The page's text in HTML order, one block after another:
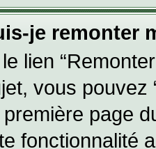
je remonter
lien
vous pouvez
page
fonctionnalité